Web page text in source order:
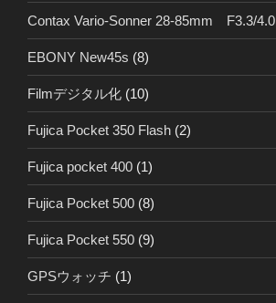
Contax Vario-Sonner 28-85mm F3.3/4.0
EBONY New45s (8)
Filmデジタル化 (10)
Fujica Pocket 350 Flash (2)
Fujica pocket 400 (1)
Fujica Pocket 500 (8)
Fujica Pocket 550 (9)
GPSウォッチ (1)